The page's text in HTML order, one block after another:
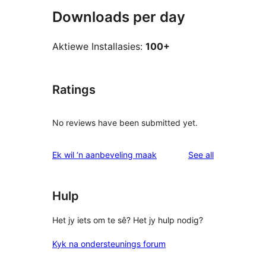
Downloads per day
Aktiewe Installasies: 100+
Ratings
No reviews have been submitted yet.
Ek wil ‘n aanbeveling maak See allreviews
Hulp
Het jy iets om te sê? Het jy hulp nodig?
Kyk na ondersteunings forum